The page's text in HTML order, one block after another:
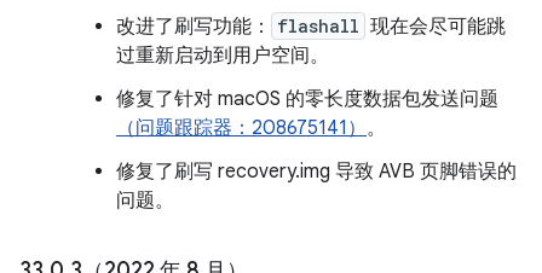
改进了刷写功能：
flashall 现在会尽可能跳
过重新启动到用户空间。
修复了针对 macOS 的零长度数据包发送问题
（问题跟踪器：208675141） 。
修复了刷写 recovery.img 导致 AVB 页脚错误的
问题。